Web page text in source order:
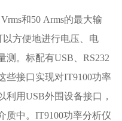
和50 Arms的最大输
以方便地进行电压、电
测。标配有USB、RS232
些接口实现对IT9100功率
用USB外围设备接口，
质中。IT9100功率分析仪